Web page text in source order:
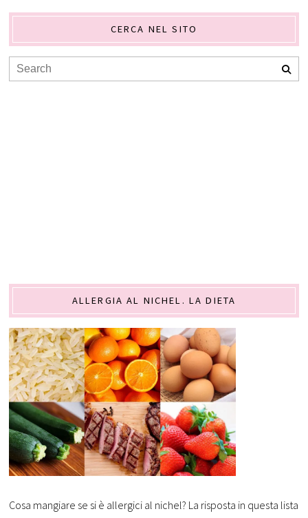
CERCA NEL SITO
ALLERGIA AL NICHEL. LA DIETA
Cosa mangiare se si è allergici al nichel? La risposta in questa lista